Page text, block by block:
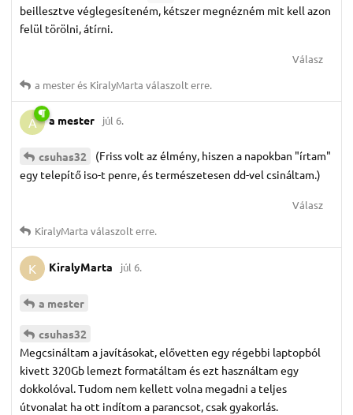
beillesztve véglegesíteném, kétszer megnézném mit kell azon
felül törölni, átírni.
Válasz
a mesterés KiralyMarta válaszolt erre.
A a mester júl 6.
csuhas32
(Friss volt az élmény, hiszen a napokban "írtam"
egy telepítő iso-t penre, és természetesen dd-vel csináltam.)
Válasz
KiralyMarta válaszolt erre.
K KiralyMarta júl 6.
a mester
csuhas32
Megcsináltam a javításokat, elővetten egy régebbi laptopból
kivett 320Gb lemezt formatáltam és ezt használtam egy
dokkolóval. Tudom nem kellett volna megadni a teljes
útvonalat ha ott indítom a parancsot, csak gyakorlás.